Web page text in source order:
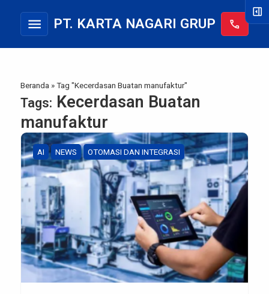
menu PT. KARTA NAGARI GRUP call
Beranda »Tag "Kecerdasan Buatan manufaktur"
Tags: Kecerdasan Buatan
manufaktur
AI NEWS OTOMASI DAN INTEGRASI
right_panel_open